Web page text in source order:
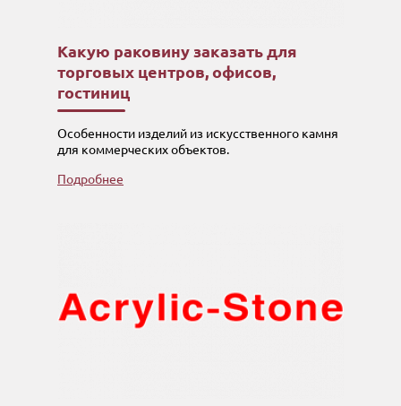
Какую раковину заказать для
торговых центров, офисов,
гостиниц
Особенности изделий из искусственного камня
для коммерческих объектов.
Подробнее